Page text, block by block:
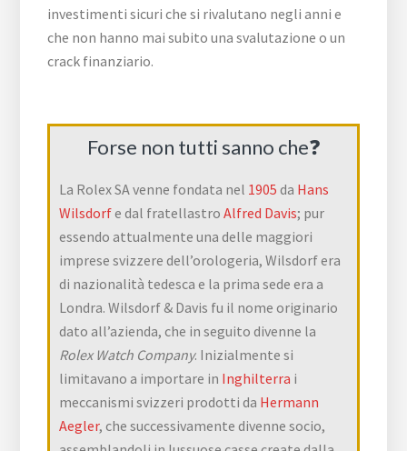
investimenti sicuri che si rivalutano negli anni e
che non hanno mai subito una svalutazione o un
crack finanziario.
Forse non tutti sanno che❓
La Rolex SA venne fondata nel 1905 da Hans
Wilsdorfe dal fratellastroAlfred Davis; pur
essendo attualmente una delle maggiori
imprese svizzere dell’orologeria, Wilsdorf era
di nazionalità tedesca e la prima sede era a
Londra. Wilsdorf & Davis fu il nome originario
dato all’azienda, che in seguito divenne la
Rolex Watch Company. Inizialmente si
limitavano a importare in Inghilterra i
meccanismi svizzeri prodotti da Hermann
Aegler, che successivamente divenne socio,